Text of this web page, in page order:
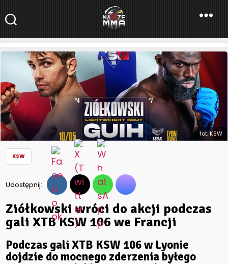
NaszeMMA
NaszeMMA.pl»Aktualności»Polskie MMA» KSW»Ziółkowski wróci
do akcji podczas gali XTB KSW 106 we Francji
fot. KSW
KSW
Udostępnij:
Ziółkowski wróci do akcji podczas
gali XTB KSW 106 we Francji
Podczas gali XTB KSW 106 w Lyonie
dojdzie do mocnego zderzenia byłego